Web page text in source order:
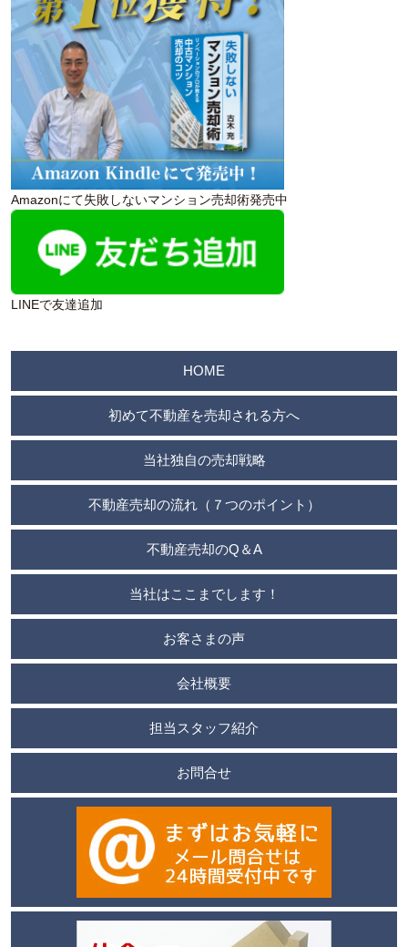
Amazonにて失敗しないマンション売却術発売中
LINEで友達追加
HOME
初めて不動産を売却される方へ
当社独自の売却戦略
不動産売却の流れ（７つのポイント）
不動産売却のQ＆A
当社はここまでします！
お客さまの声
会社概要
担当スタッフ紹介
お問合せ